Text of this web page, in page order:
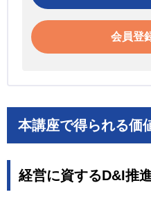
会員登
本講座で得られる価
経営に資するD&I推